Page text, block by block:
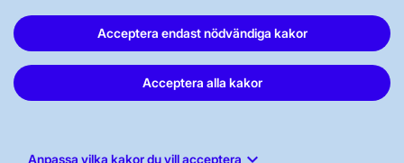
Acceptera endast nödvändiga kakor
Acceptera alla kakor
Anpassa vilka kakor du vill acceptera
Press och nyheter
Prenumerera
Vår dataskyddspolicy